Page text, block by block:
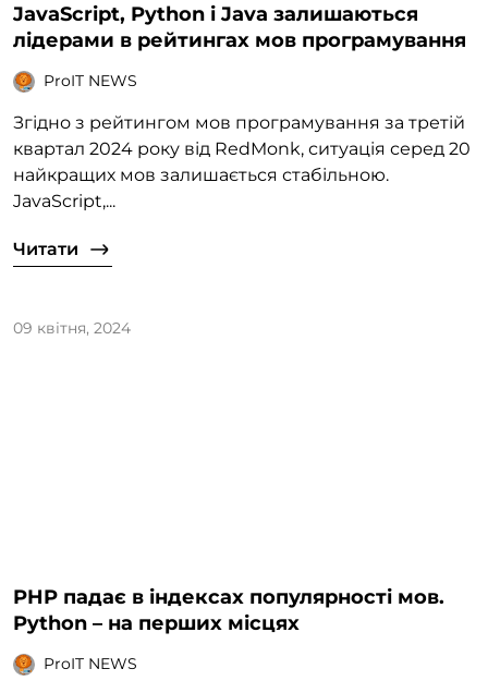
JavaScript, Python і Java залишаються
лідерами в рейтингах мов програмування
ProIT NEWS
Згідно з рейтингом мов програмування за третій
квартал 2024 року від RedMonk, ситуація серед 20
найкращих мов залишається стабільною.
JavaScript,...
Читати
09 квітня, 2024
PHP падає в індексах популярності мов.
Python – на перших місцях
ProIT NEWS